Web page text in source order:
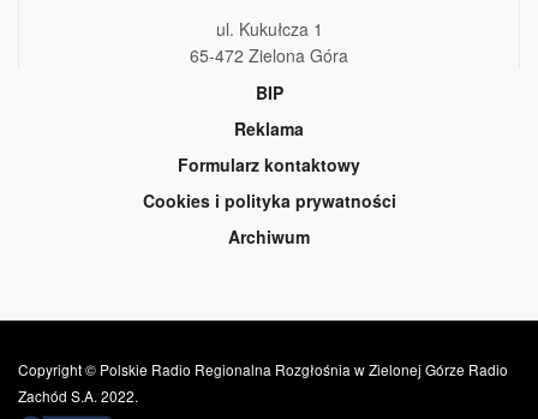
ul. Kukułcza 1
65-472 Zielona Góra
BIP
Reklama
Formularz kontaktowy
Cookies i polityka prywatności
Archiwum
Copyright © Polskie Radio Regionalna Rozgłośnia w Zielonej Górze Radio
Zachód S.A. 2022.